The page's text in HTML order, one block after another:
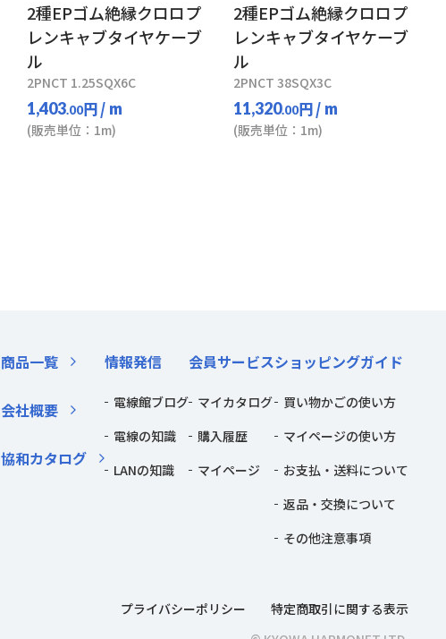
2種EPゴム絶縁クロロプ
レンキャブタイヤケーブ
ル
2PNCT 1.25SQX6C
1,403.00円/ m
(販売単位：1m)
2種EPゴム絶縁クロロプ
レンキャブタイヤケーブ
ル
2PNCT 38SQX3C
11,320.00円/ m
(販売単位：1m)
商品一覧
会社概要
協和カタログ
情報発信
電線館ブログ
電線の知識
LANの知識
会員サービス
マイカタログ
購入履歴
マイページ
ショッピングガイド
買い物かごの使い方
マイページの使い方
お支払・送料について
返品・交換について
その他注意事項
プライバシーポリシー
特定商取引に関する表示